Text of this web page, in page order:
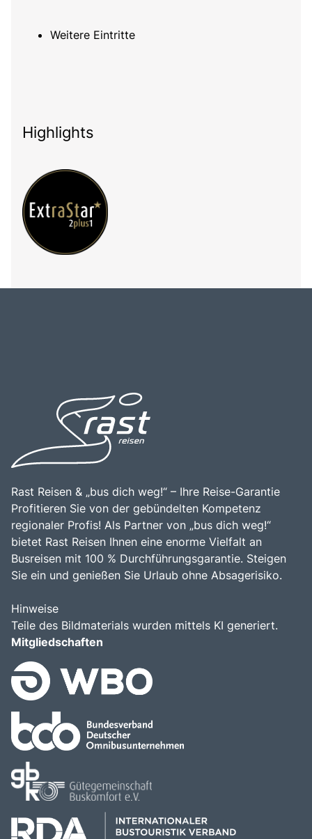
Weitere Eintritte
Highlights
Rast Reisen & „bus dich weg!“ – Ihre Reise-Garantie
Profitieren Sie von der gebündelten Kompetenz
regionaler Profis! Als Partner von „bus dich weg!“
bietet Rast Reisen Ihnen eine enorme Vielfalt an
Busreisen mit 100 % Durchführungsgarantie. Steigen
Sie ein und genießen Sie Urlaub ohne Absagerisiko.
Hinweise
Teile des Bildmaterials wurden mittels KI generiert.
Mitgliedschaften